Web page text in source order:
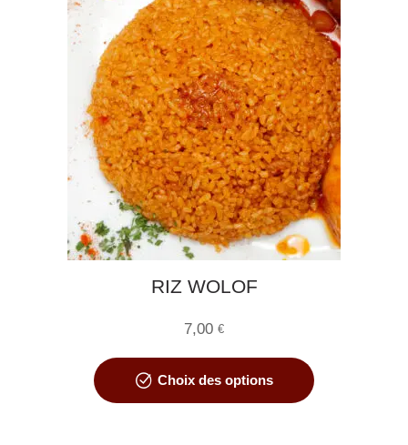
RIZ WOLOF
7,00 €
Choix des options
Ce
produit